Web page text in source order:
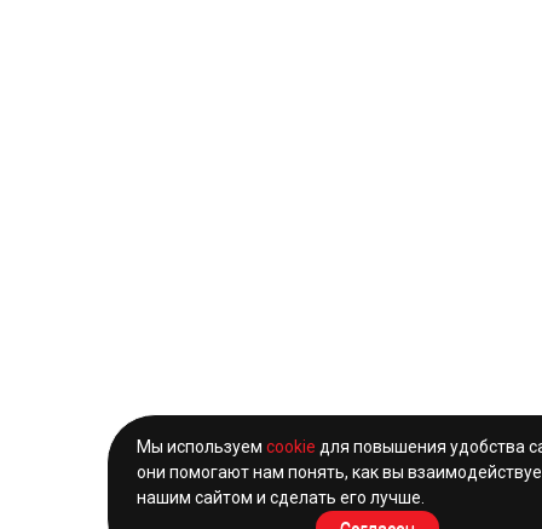
Мы используемcookie для повышения удобства
они помогают нам понять, как вы
нашим сайтом и сделать его лучше.